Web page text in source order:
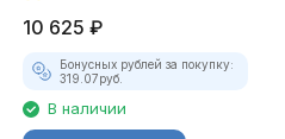
10 625 ₽
Бонусных рублей за покупку:
319.07руб.
В наличии